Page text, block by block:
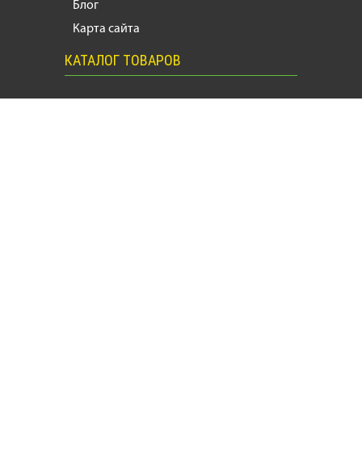
Блог
Карта сайта
КАТАЛОГ ТОВАРОВ